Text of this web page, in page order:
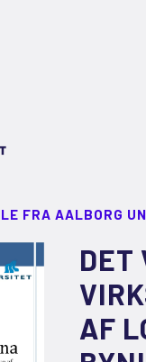
FRA AALBORG
DET
AF